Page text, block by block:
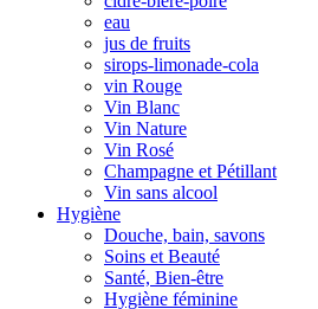
eau
jus de fruits
sirops-limonade-cola
vin Rouge
Vin Blanc
Vin Nature
Vin Rosé
Champagne et Pétillant
Vin sans alcool
Hygiène
Douche, bain, savons
Soins et Beauté
Santé, Bien-être
Hygiène féminine